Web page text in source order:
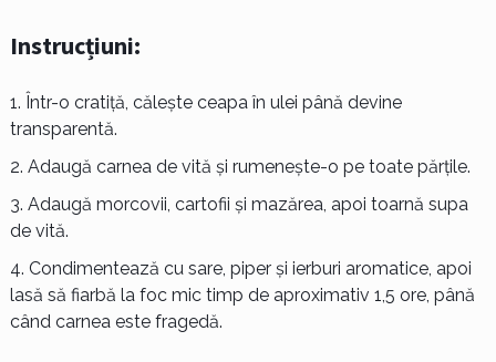
Instrucțiuni:
Într-o cratiță, călește ceapa în ulei până devine
transparentă.
Adaugă carnea de vită și rumenește-o pe toate părțile.
Adaugă morcovii, cartofii și mazărea, apoi toarnă supa
de vită.
Condimentează cu sare, piper și ierburi aromatice, apoi
lasă să fiarbă la foc mic timp de aproximativ 1,5 ore, până
când carnea este fragedă.